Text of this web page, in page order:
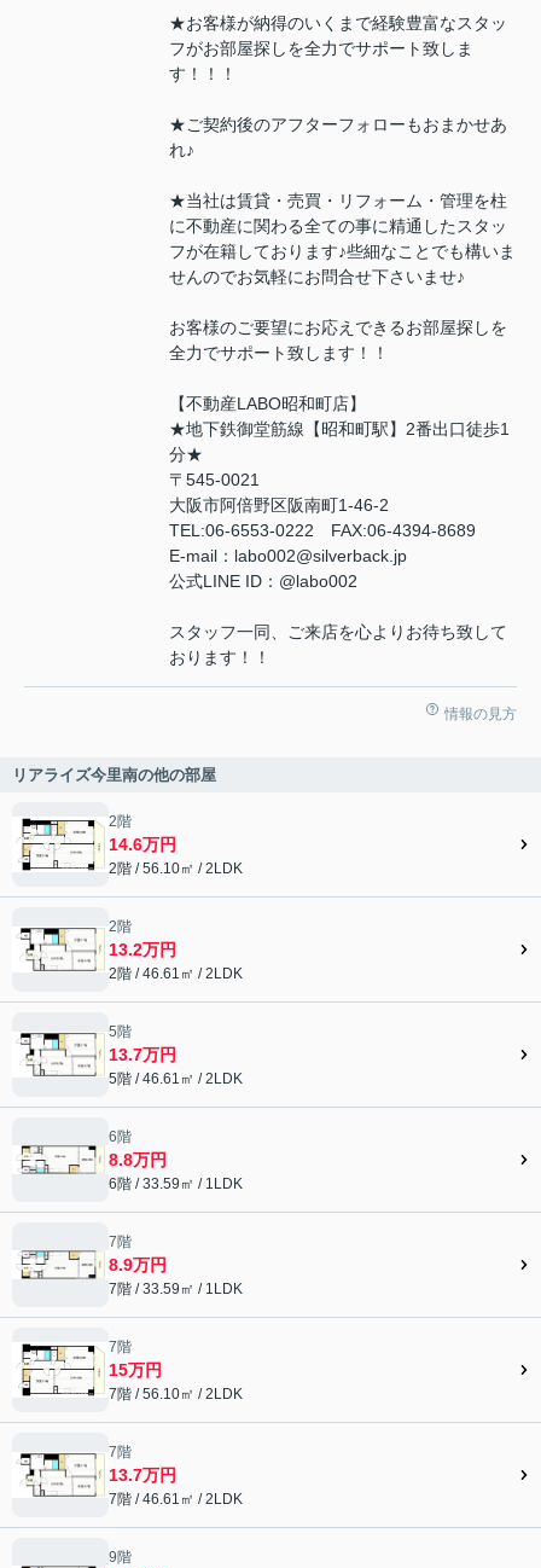
★お客様が納得のいくまで経験豊富なスタッ
フがお部屋探しを全力でサポート致しま
す！！！
★ご契約後のアフターフォローもおまかせあ
れ♪
★当社は賃貸・売買・リフォーム・管理を柱
に不動産に関わる全ての事に精通したスタッ
フが在籍しております♪些細なことでも構いま
せんのでお気軽にお問合せ下さいませ♪
お客様のご要望にお応えできるお部屋探しを
全力でサポート致します！！
【不動産LABO昭和町店】
★地下鉄御堂筋線【昭和町駅】2番出口徒歩1
分★
〒545-0021
大阪市阿倍野区阪南町1-46-2
TEL:06-6553-0222 FAX:06-4394-8689
E-mail：labo002@silverback.jp
公式LINE ID：@labo002
スタッフ一同、ご来店を心よりお待ち致して
おります！！
情報の見方
リアライズ今里南の他の部屋
2階
14.6万円
2階 / 56.10㎡ / 2LDK
2階
13.2万円
2階 / 46.61㎡ / 2LDK
5階
13.7万円
5階 / 46.61㎡ / 2LDK
6階
8.8万円
6階 / 33.59㎡ / 1LDK
7階
8.9万円
7階 / 33.59㎡ / 1LDK
7階
15万円
7階 / 56.10㎡ / 2LDK
7階
13.7万円
7階 / 46.61㎡ / 2LDK
9階